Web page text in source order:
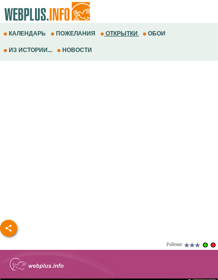
КАЛЕНДАРЬ ПОЖЕЛАНИЯ ОТКРЫТКИ ОБОИ
ИЗ ИСТОРИИ... НОВОСТИ
Рейтинг